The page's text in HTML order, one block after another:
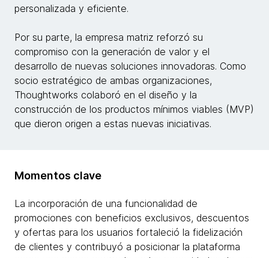
personalizada y eficiente.
Por su parte, la empresa matriz reforzó su
compromiso con la generación de valor y el
desarrollo de nuevas soluciones innovadoras. Como
socio estratégico de ambas organizaciones,
Thoughtworks colaboró en el diseño y la
construcción de los productos mínimos viables (MVP)
que dieron origen a estas nuevas iniciativas.
Momentos clave
La incorporación de una funcionalidad de
promociones con beneficios exclusivos, descuentos
y ofertas para los usuarios fortaleció la fidelización
de clientes y contribuyó a posicionar la plataforma